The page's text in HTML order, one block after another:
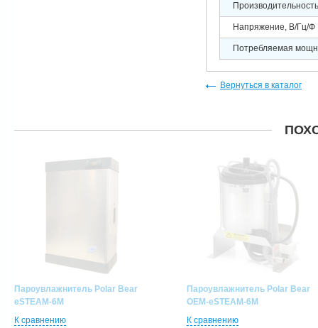
Напряжение, В/Гц/Ф
Потребляемая
Вернуться в каталог
Пароувлажнитель Polar Bear
eSTEAM-6M
К сравнению
Пароувлажнитель Polar Bear
OEM-eSTEAM-6M
К сравнению